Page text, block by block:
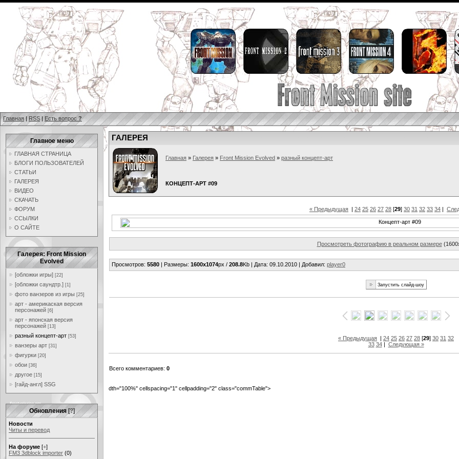
Главная | RSS | Есть вопрос ?
Главное меню
ГЛАВНАЯ СТРАНИЦА
БЛОГИ ПОЛЬЗОВАТЕЛЕЙ
СТАТЬИ
ГАЛЕРЕЯ
ВИДЕО
СКАЧАТЬ
ФОРУМ
ССЫЛКИ
О САЙТЕ
Галерея: Front Mission
Evolved
[обложки игры] [22]
[обложки саундтр.] [1]
фото ванзеров из игры [25]
арт - америкаская версия
персонажей [6]
арт - японская версия
персонажей [13]
разный концепт-арт [53]
ванзеры арт [31]
фигурки [20]
обои [36]
другое [15]
[гайд-англ] SSG
Обновления [?]
Новости
Читы и перевод
На форуме [+]
FM3 3dblock importer (0)
ГАЛЕРЕЯ
Главная » Галерея » Front Mission Evolved » разный концепт-арт
КОНЦЕПТ-АРТ #09
« Предыдущая | 24 25 26 27 28 [29] 30 31 32 33 34 |
Просмотреть фотографию в реальном размере
Просмотров: 5580 | Размеры: 1600x1074px / 208.8Kb | Дата: 09.10.2010 | Добавил: player0
« Предыдущая | 24 25 26 27 28 [29] 30 31 32
33 34| Следующая »
Всего комментариев: 0
dth="100%" cellspacing="1" cellpadding="2" class="commTable">